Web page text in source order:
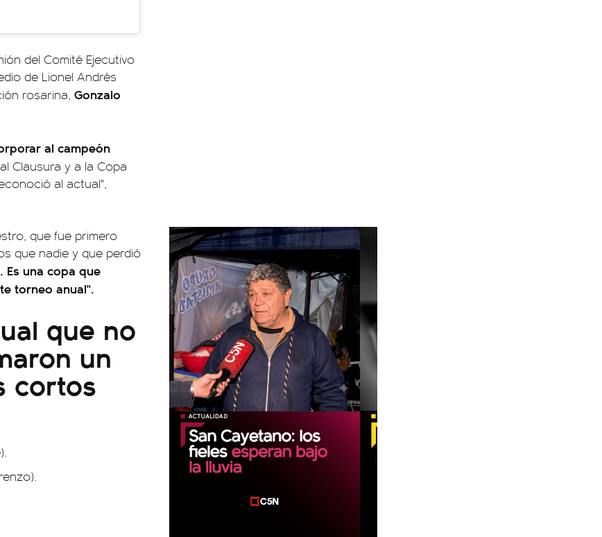
del Comité Ejecutivo
de Lionel Andrés
rosarina, Gonzalo
al campeón
Clausura y a la Copa
al actual",
que fue primero
que nadie y que perdió
Es una copa que
torneo anual".
que no
un
cortos